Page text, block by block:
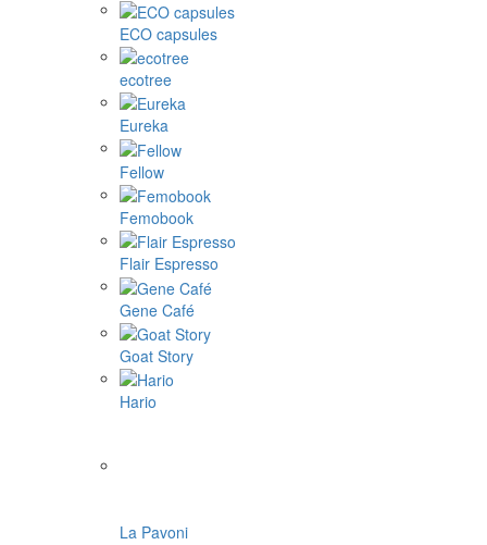
ECO capsules
ecotree
Eureka
Fellow
Femobook
Flair Espresso
Gene Café
Goat Story
Hario
La Pavoni